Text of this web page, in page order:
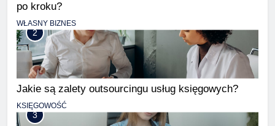
po kroku?
WŁASNY BIZNES
2
Jakie są zalety outsourcingu usług księgowych?
KSIĘGOWOŚĆ
3